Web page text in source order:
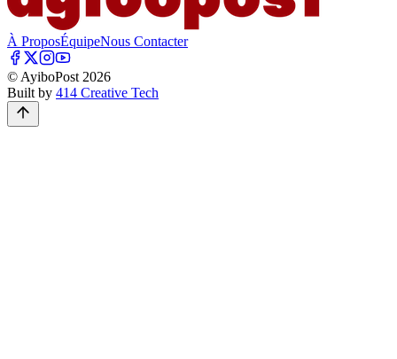
À ProposÉquipeNous Contacter
© AyiboPost2026
Built by 414 Creative Tech